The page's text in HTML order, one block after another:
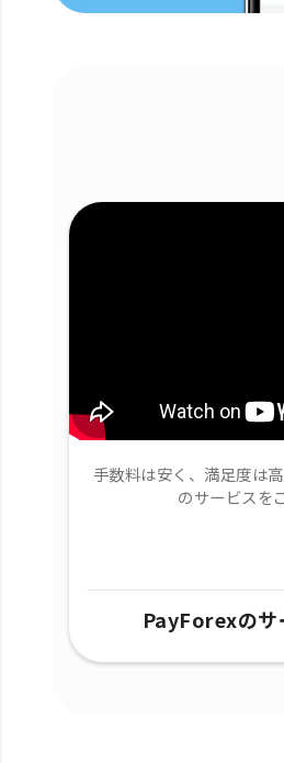
手数料は安く、満足度は
のサービスを
PayForexのサ